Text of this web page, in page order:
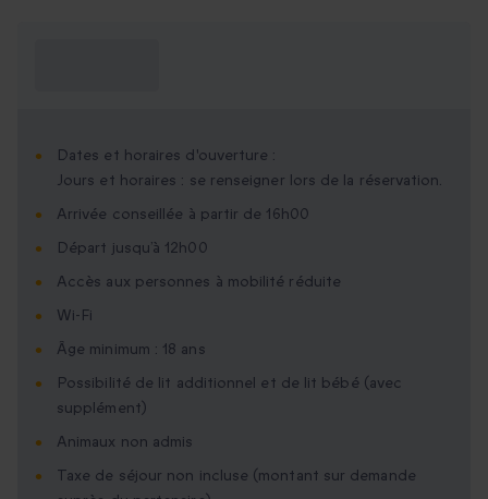
Dates et horaires d'ouverture :
Jours et horaires : se renseigner lors de la réservation.
Arrivée conseillée à partir de 16h00
Départ jusqu’à 12h00
Accès aux personnes à mobilité réduite
Wi-Fi
Âge minimum : 18 ans
Possibilité de lit additionnel et de lit bébé (avec
supplément)
Animaux non admis
Taxe de séjour non incluse (montant sur demande